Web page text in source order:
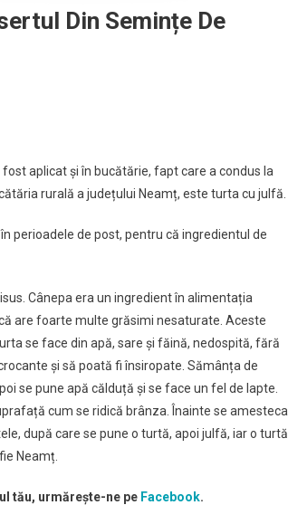
Din Semințe De
aplicat și în bucătărie, fapt care a condus la
rurală a județului Neamț, este turta cu julfă.
perioadele de post, pentru că ingredientul de
Cânepa era un ingredient în alimentația
are foarte multe grăsimi nesaturate. Aceste
se face din apă, sare și făină, nedospită, fără
și să poată fi însiropate. Sămânța de
se pune apă călduță și se face un fel de lapte.
cum se ridică brânza. Înainte se amesteca
după care se pune o turtă, apoi julfă, iar o turtă
Neamț.
tău, urmărește-ne pe Facebook.